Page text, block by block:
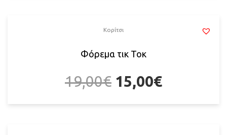
Κορίτσι
Φόρεμα τικ Τοκ
19,00€ 15,00€